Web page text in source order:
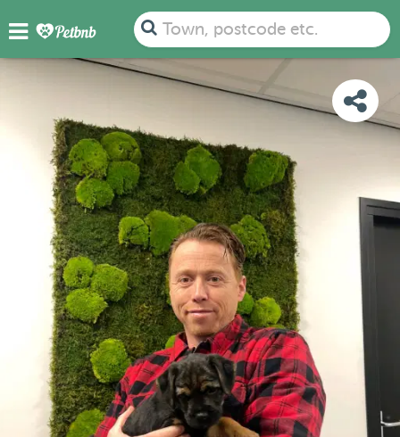
Town, postcode etc.
PHOTOS REVIEWS